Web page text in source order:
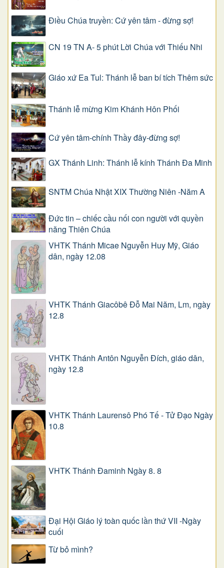
Điều Chúa truyền: Cứ yên tâm - đừng sợ!
CN 19 TN A- 5 phút Lời Chúa với Thiếu Nhi
Giáo xứ Ea Tul: Thánh lễ ban bí tích Thêm sức
Thánh lễ mừng Kim Khánh Hôn Phối
Cứ yên tâm-chính Thầy đây-đừng sợ!
GX Thánh Linh: Thánh lễ kính Thánh Đa Minh
SNTM Chúa Nhật XIX Thường Niên -Năm A
Đức tin – chiếc cầu nối con người với quyền
năng Thiên Chúa
VHTK Thánh Micae Nguyễn Huy Mỹ, Giáo
dân, ngày 12.08
VHTK Thánh Giacôbê Ðỗ Mai Năm, Lm, ngày
12.8
VHTK Thánh Antôn Nguyễn Ðích, giáo dân,
ngày 12.8
VHTK Thánh Laurensô Phó Tế - Tử Đạo Ngày
10.8
VHTK Thánh Đaminh Ngày 8. 8
Đại Hội Giáo lý toàn quốc lần thứ VII -Ngày
cuối
Từ bỏ mình?